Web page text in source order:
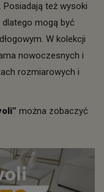
też wysoki
dlatego mogą być
W kolekcji
nowoczesnych i
rozmiarowych i
można zobaczyć